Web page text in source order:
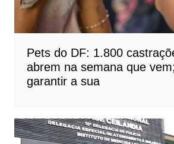
Pets do DF: 1.800
abrem na semana que
garantir a sua